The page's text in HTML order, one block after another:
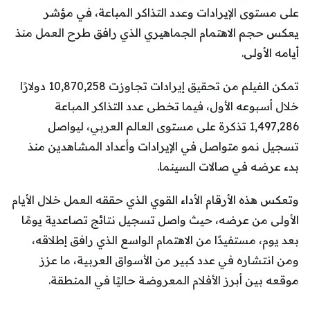
على مستوى الإيرادات وعدد التذاكر المباعة، في مؤشر
يعكس حجم الاهتمام الجماهيري الذي رافق طرح العمل منذ
أيامه الأولى.
تمكن الفيلم من تحقيق إيرادات تجاوزت 10,870,258 دولارًا
خلال أسبوعه الأول، فيما تخطى عدد التذاكر المباعة
1,497,286 تذكرة على مستوى العالم العربي، ليواصل
تسجيل نمو متواصل في الإيرادات وأعداد المشاهدين منذ
بدء عرضه في صالات السينما.
وتعكس هذه الأرقام الأداء القوي الذي حققه العمل خلال الأيام
الأولى من عرضه، حيث واصل تسجيل نتائج تصاعدية يومًا
بعد يوم، مستفيدًا من الاهتمام الواسع الذي رافق إطلاقه،
ومن انتشاره في عدد كبير من الأسواق العربية، ما عزز
موقعه بين أبرز الأفلام المعروضة حاليًا في المنطقة.